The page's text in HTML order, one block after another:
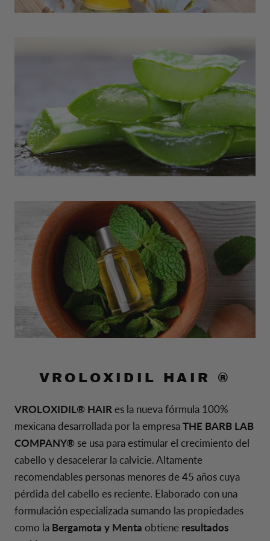
VROLOXIDIL HAIR ®
VROLOXIDIL® HAIR es la nueva fórmula 100%
mexicana desarrollada por la empresaTHE BARB LAB
COMPANY® se usa para estimular el crecimiento del
cabello y desacelerar la calvicie. Altamente
recomendables personas menores de 45 años cuya
pérdida del cabello es reciente. Elaborado con una
formulación especializada sumando las propiedades
como la Bergamota y Menta obtiene resultados